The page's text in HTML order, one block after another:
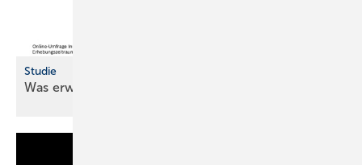
Studie
Was erwarten SHK-Handwerker von